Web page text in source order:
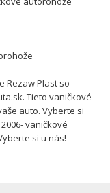
Rezaw Plast so
Tieto vaničkové
auto. Vyberte si
vaničkové
si u nás!